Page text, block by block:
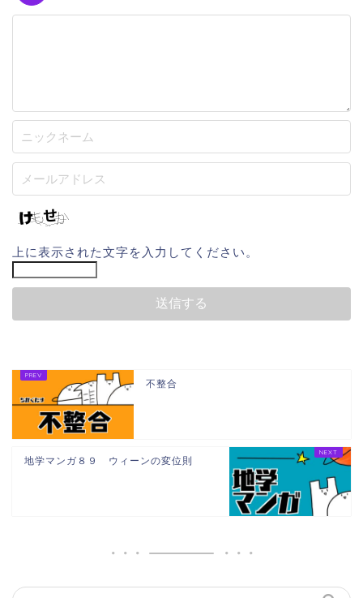
上に表示された文字を入力してください。
不整合
地学マンガ８９ ウィーンの変位則